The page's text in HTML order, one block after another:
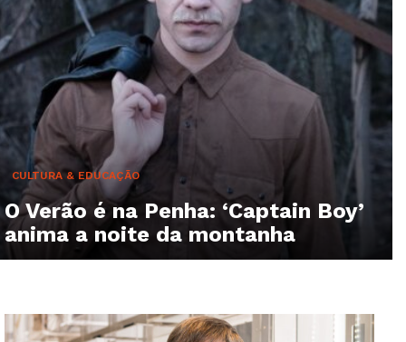
CULTURA & EDUCAÇÃO
O Verão é na Penha: ‘Captain Boy’
anima a noite da montanha